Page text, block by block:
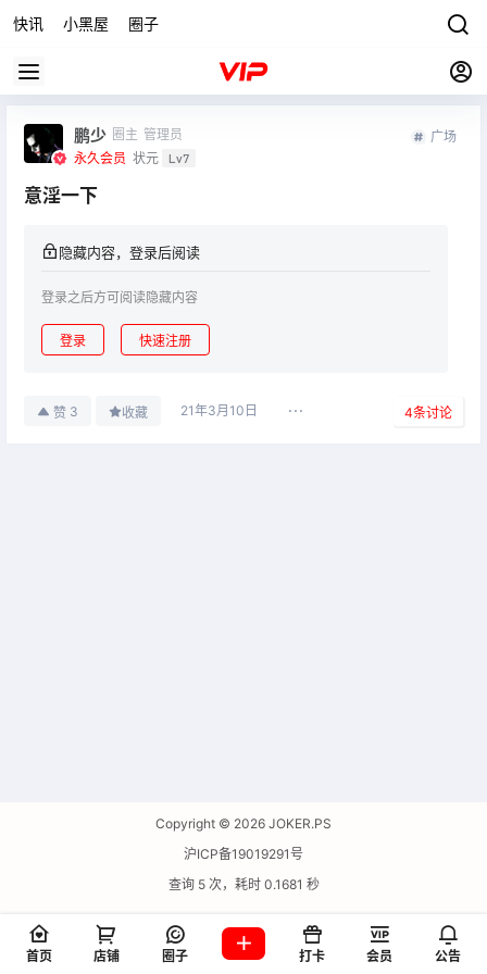
快讯 小黑屋 圈子
鹏少 圈主 管理员
永久会员 状元 Lv7
广场
意淫一下
隐藏内容，登录后阅读
登录之后方可阅读隐藏内容
登录 快速注册
赞 3 收藏 21年3月10日 4条讨论
Copyright © 2026 JOKER.PS
沪ICP备19019291号
查询 5 次，耗时 0.1681 秒
首页 店铺 圈子 打卡 会员 公告